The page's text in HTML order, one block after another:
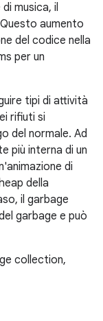
musica, il
aumento
del codice nella
per un
tipi di attività
rifiuti si
del normale. Ad
più interna di un
di
della
il garbage
garbage e può
collection,